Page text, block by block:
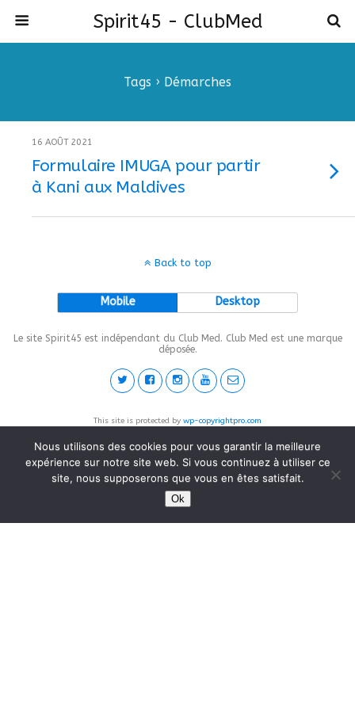
Spirit45 - ClubMed
Tags › Démarches
16 AOÛT 2021
Formulaire IMUGA pour partir
à Kani aux Maldives
Back to top
Mobile Desktop
Le site Spirit45 est indépendant du Club Med. Club Med est une marque
déposée.
This site is protected by wp-copyrightpro.com
Nous utilisons des cookies pour vous garantir la meilleure
expérience sur notre site web. Si vous continuez à utiliser ce
site, nous supposerons que vous en êtes satisfait.
Ok